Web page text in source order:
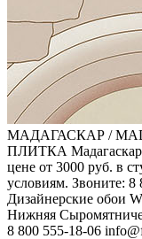
МАДАГАСКАР /
ПЛИТКА Мадагаскар
цене от 3000 руб. в
условиям. Звоните: 8
Дизайнерские обои
Нижняя
8 800 555-18-06